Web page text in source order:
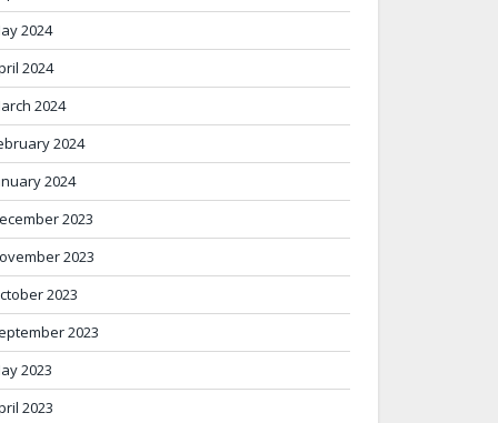
2024
2024
2024
2024
2024
2023
2023
2023
2023
2023
2023